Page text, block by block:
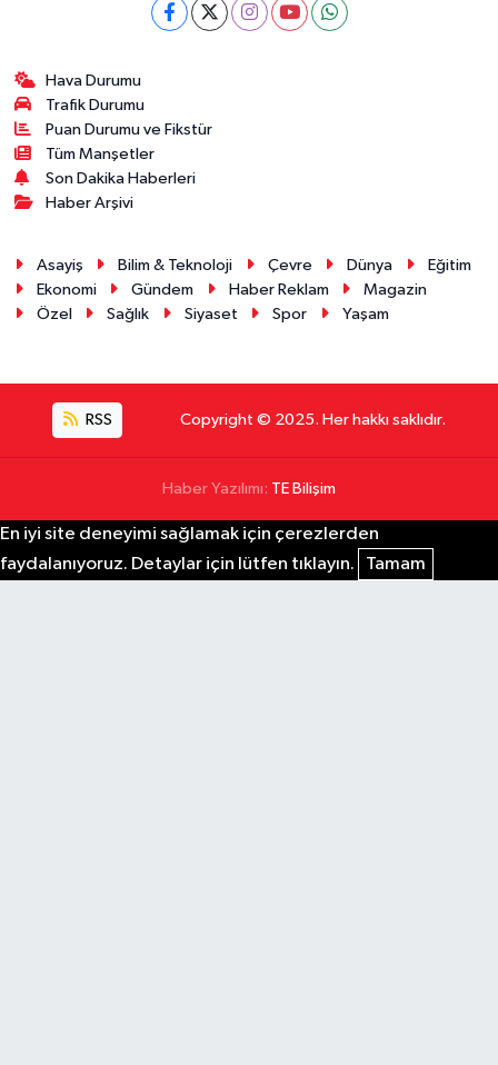
Hava Durumu
Trafik Durumu
Puan Durumu ve Fikstür
Tüm Manşetler
Son Dakika Haberleri
Haber Arşivi
Asayiş Bilim & Teknoloji Çevre Dünya
Eğitim
Ekonomi
Gündem Haber Reklam
Magazin
Özel
Sağlık Siyaset Spor Yaşam
RSS Copyright © 2025. Her hakkı saklıdır.
Haber Yazılımı: TE Bilişim
En iyi site deneyimi sağlamak için çerezlerden
faydalanıyoruz. Detaylar için lütfen tıklayın.
Tamam